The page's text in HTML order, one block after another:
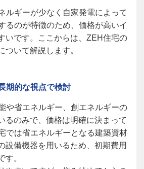
ルギーが少なく自家発電によって
るのが特徴のため、価格が高いイ
いです。ここからは、ZEH住宅の
ついて解説します。
期的な視点で検討
や省エネルギー、創エネルギーの
るのみで、価格は明確に決まって
では省エネルギーとなる建築資材
設備機器を用いるため、初期費用
す。